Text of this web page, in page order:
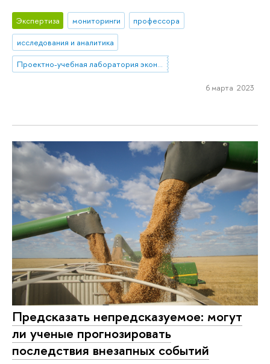
Экспертиза мониторинги
профессора
исследования и аналитика
Проектно-учебная лаборатория экономической журналистики
6 марта 2023
Предсказать непредсказуемое: могут
ли ученые прогнозировать
последствия внезапных событий